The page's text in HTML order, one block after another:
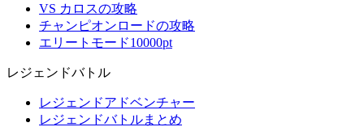
VS カロスの攻略
チャンピオンロードの攻略
エリートモード10000pt
レジェンドバトル
レジェンドアドベンチャー
レジェンドバトルまとめ